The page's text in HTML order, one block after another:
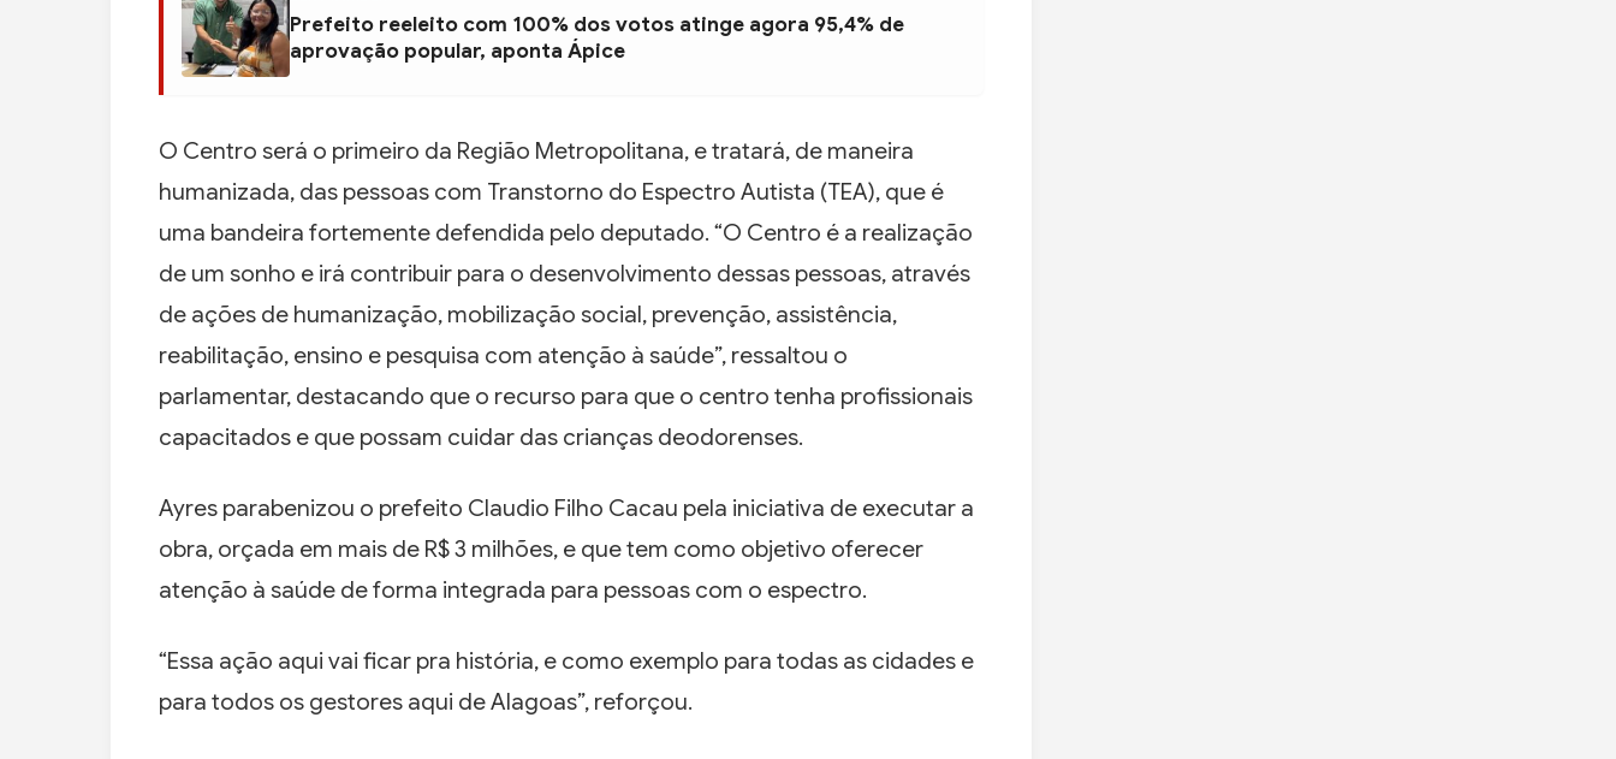
Prefeito reeleito com 100% dos votos atinge agora 95,4% de
aprovação popular, aponta Ápice
O Centro será o primeiro da Região Metropolitana, e tratará, de maneira
humanizada, das pessoas com Transtorno do Espectro Autista (TEA), que é
uma bandeira fortemente defendida pelo deputado. “O Centro é a realização
de um sonho e irá contribuir para o desenvolvimento dessas pessoas, através
de ações de humanização, mobilização social, prevenção, assistência,
reabilitação, ensino e pesquisa com atenção à saúde”, ressaltou o
parlamentar, destacando que o recurso para que o centro tenha profissionais
capacitados e que possam cuidar das crianças deodorenses.
Ayres parabenizou o prefeito Claudio Filho Cacau pela iniciativa de executar a
obra, orçada em mais de R$ 3 milhões, e que tem como objetivo oferecer
atenção à saúde de forma integrada para pessoas com o espectro.
“Essa ação aqui vai ficar pra história, e como exemplo para todas as cidades e
para todos os gestores aqui de Alagoas”, reforçou.